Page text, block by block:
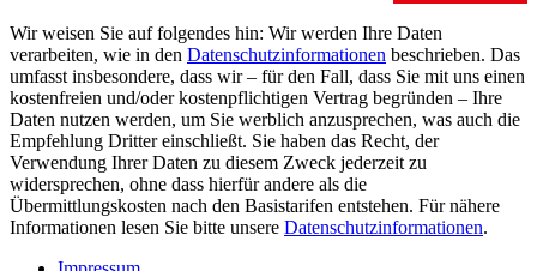
Wir weisen Sie auf folgendes hin: Wir werden Ihre Daten
verarbeiten, wie in den Datenschutzinformationen beschrieben. Das
umfasst insbesondere, dass wir – für den Fall, dass Sie mit uns einen
kostenfreien und/oder kostenpflichtigen Vertrag begründen – Ihre
Daten nutzen werden, um Sie werblich anzusprechen, was auch die
Empfehlung Dritter einschließt. Sie haben das Recht, der
Verwendung Ihrer Daten zu diesem Zweck jederzeit zu
widersprechen, ohne dass hierfür andere als die
Übermittlungskosten nach den Basistarifen entstehen. Für nähere
Informationen lesen Sie bitte unsere Datenschutzinformationen.